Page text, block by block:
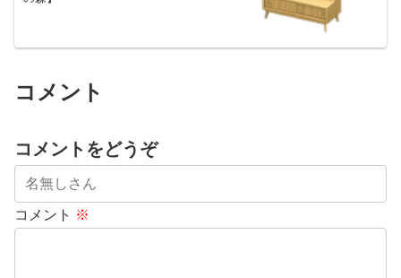
コメント
コメントをどうぞ
コメント ※